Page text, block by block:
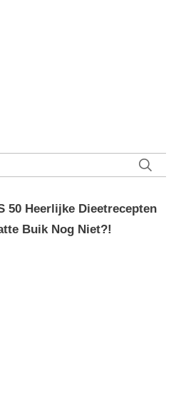
50 Heerlijke Dieetrecepten
Buik Nog Niet?!